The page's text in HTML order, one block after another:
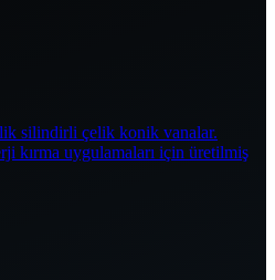
silindirli çelik konik vanalar.
kırma uygulamaları için üretilmiş